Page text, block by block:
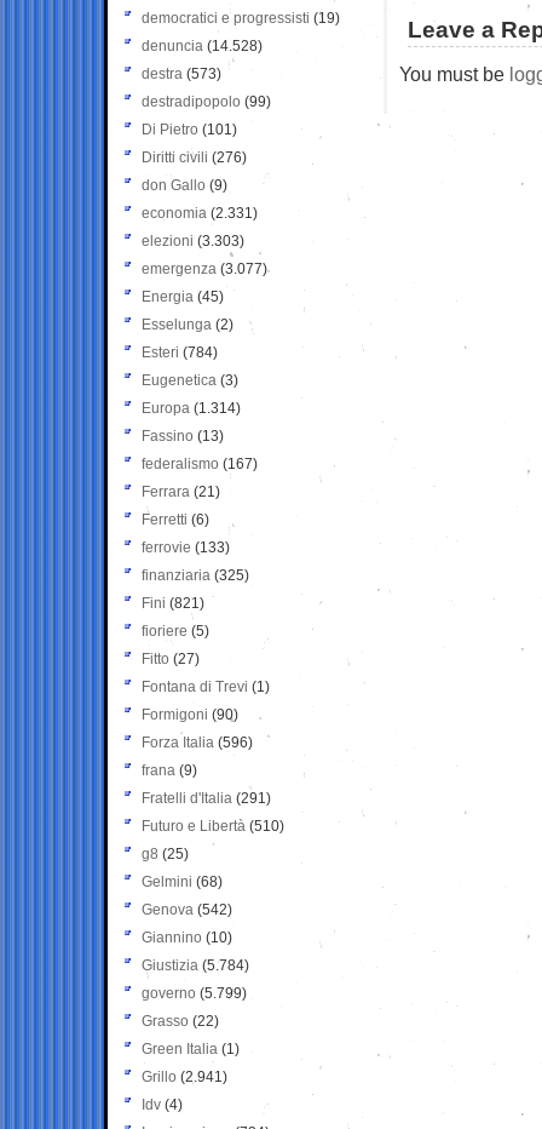
Leave a
You must be
democratici e progressisti (19)
denuncia (14.528)
destra (573)
destradipopolo (99)
Di Pietro (101)
Diritti civili (276)
don Gallo (9)
economia (2.331)
elezioni (3.303)
emergenza (3.077)
Energia (45)
Esselunga (2)
Esteri (784)
Eugenetica (3)
Europa (1.314)
Fassino (13)
federalismo (167)
Ferrara (21)
Ferretti (6)
ferrovie (133)
finanziaria (325)
Fini (821)
fioriere (5)
Fitto (27)
Fontana di Trevi (1)
Formigoni (90)
Forza Italia (596)
frana (9)
Fratelli d'Italia (291)
Futuro e Libertà (510)
g8 (25)
Gelmini (68)
Genova (542)
Giannino (10)
Giustizia (5.784)
governo (5.799)
Grasso (22)
Green Italia (1)
Grillo (2.941)
Idv (4)